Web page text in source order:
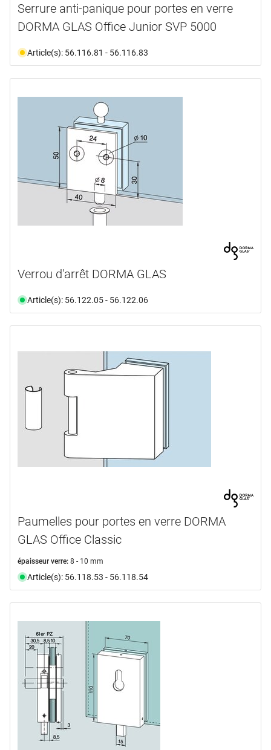
Serrure anti-panique pour portes en verre
DORMA GLAS Office Junior SVP 5000
Article(s): 56.116.81 - 56.116.83
Verrou d'arrêt DORMA GLAS
Article(s): 56.122.05 - 56.122.06
Paumelles pour portes en verre DORMA
GLAS Office Classic
épaisseur verre: 8 - 10 mm
Article(s): 56.118.53 - 56.118.54